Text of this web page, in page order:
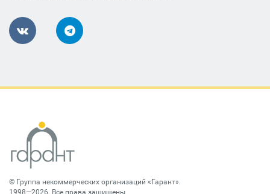
© Группа некоммерческих организаций «Гарант».
1998—2026. Все права защищены